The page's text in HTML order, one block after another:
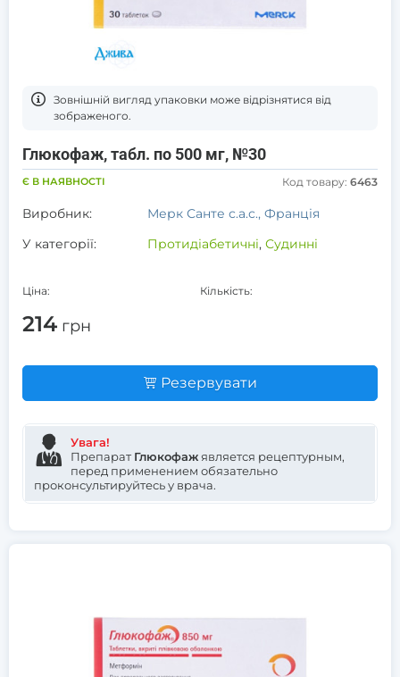
Зовнішній вигляд упаковки може відрізнятися від
зображеного.
Глюкофаж, табл. по 500 мг, №30
Є В НАЯВНОСТІ Код товару: 6463
Виробник:
Мерк Санте с.а.с., Франція
У категорії:
Протидіабетичні, Судинні
Ціна:
214 грн
Кількість:
Резервувати
Увага!
Препарат Глюкофажявляется рецептурным,
перед применением обязательно
проконсультируйтесь у врача.